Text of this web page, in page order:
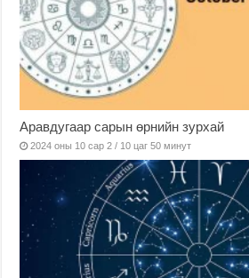
Аравдугаар сарын өрнийн зурхай
2024 оны 10 сар 2 / 10 цаг 50 минут